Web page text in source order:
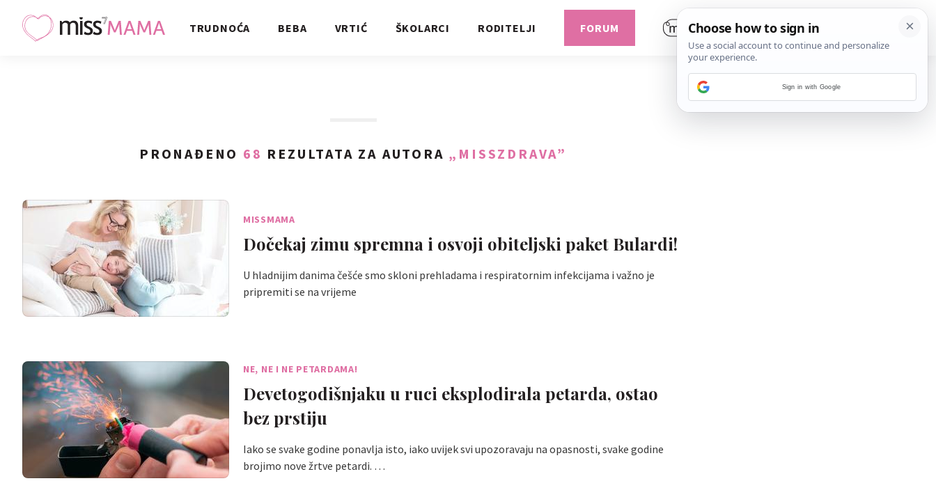
TRUDNOĆA BEBA VRTIĆ ŠKOLARCI RODITELJI FORUM
PRONAĐENO 68 REZULTATA ZA AUTORA „MISSZDRAVA”
MISSMAMA
Dočekaj zimu spremna i osvoji obiteljski paket Bulardi!
U hladnijim danima češće smo skloni prehladama i respiratornim infekcijama i važno je
pripremiti se na vrijeme
NE, NE I NE PETARDAMA!
Devetogodišnjaku u ruci eksplodirala petarda, ostao
bez prstiju
Iako se svake godine ponavlja isto, iako uvijek svi upozoravaju na opasnosti, svake godine
brojimo nove žrtve petardi. …
Sign in with Google